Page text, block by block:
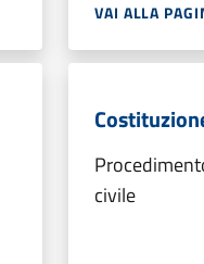
VAI ALLA
civile